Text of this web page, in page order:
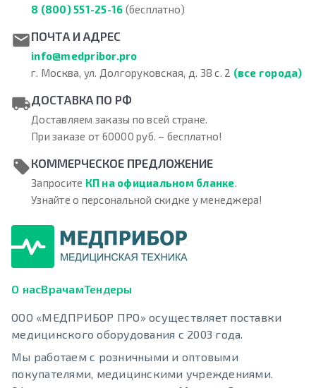
8 (800) 551-25-16 (бесплатно)
ПОЧТА И АДРЕС
info@medpribor.pro
г. Москва, ул. Долгоруковская, д. 38 с. 2 (все города)
ДОСТАВКА ПО РФ
Доставляем заказы по всей стране.
При заказе от 60000 руб. – бесплатно!
КОММЕРЧЕСКОЕ ПРЕДЛОЖЕНИЕ
Запросите КП на официальном бланке.
Узнайте о персональной скидке у менеджера!
О насВрачамТендеры
ООО «МЕДПРИБОР ПРО» осуществляет поставки
медицинского оборудования с 2003 года.
Мы работаем с розничными и оптовыми
покупателями, медицинскими учреждениями.